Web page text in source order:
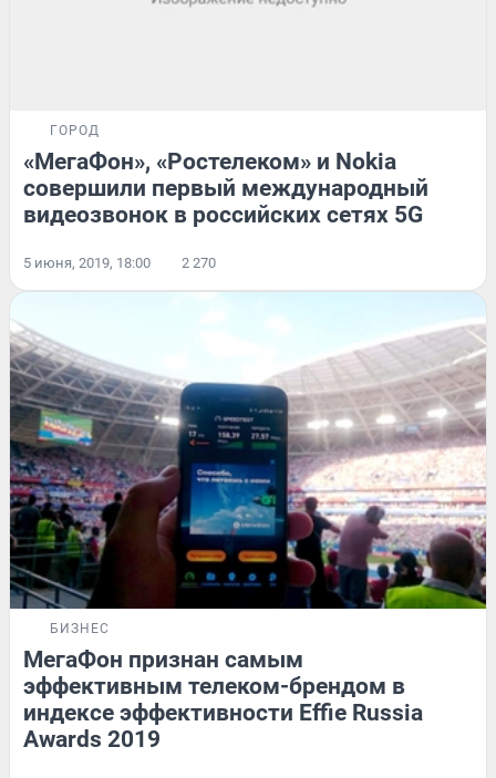
ГОРОД
«МегаФон», «Ростелеком» и Nokia
совершили первый международный
видеозвонок в российских сетях 5G
5 июня, 2019, 18:00 2 270
БИЗНЕС
МегаФон признан самым
эффективным телеком-брендом в
индексе эффективности Effie Russia
Awards 2019